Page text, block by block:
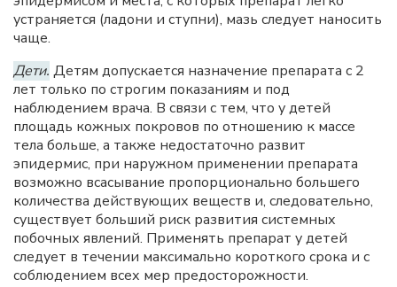
устраняется (ладони и ступни), мазь следует наносить
чаще.
Дети. Детям допускается назначение препарата с 2
лет только по строгим показаниям и под
наблюдением врача. В связи с тем, что у детей
площадь кожных покровов по отношению к массе
тела больше, а также недостаточно развит
эпидермис, при наружном применении препарата
возможно всасывание пропорционально большего
количества действующих веществ и, следовательно,
существует больший риск развития системных
побочных явлений. Применять препарат у детей
следует в течении максимально короткого срока и с
соблюдением всех мер предосторожности.